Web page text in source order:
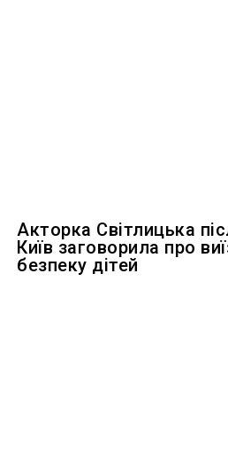
Акторка Світлицька
Київ заговорила про
безпеку дітей